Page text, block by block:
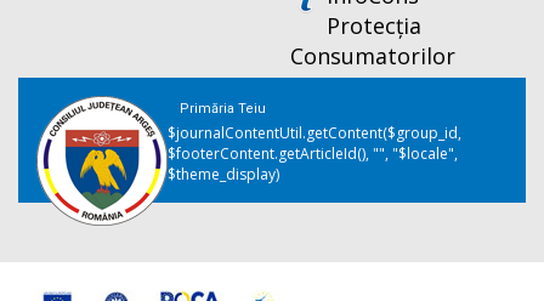
Protecția
Consumatorilor
Primăria Teiu
$journalContentUtil.getContent($group_id,
$footerContent.getArticleId(), "", "$locale",
$theme_display)